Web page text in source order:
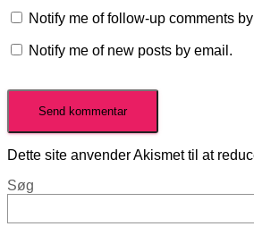
Notify me of follow-up comments
Notify me of new posts by email.
Dette site anvender Akismet til at
Søg